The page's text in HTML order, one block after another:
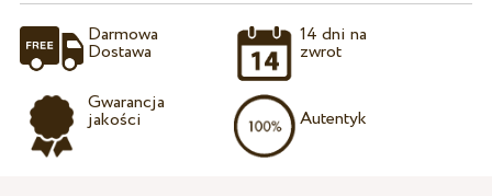
Darmowa
Dostawa
Gwarancja
jakości
14 dni na
zwrot
Autentyk